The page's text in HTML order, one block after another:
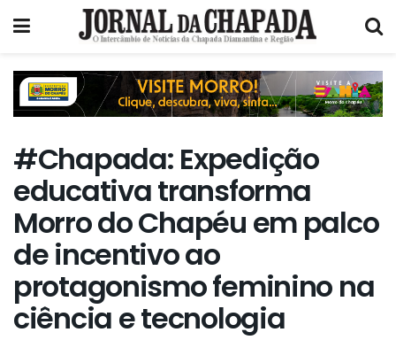
#Chapada: Expedição
educativa transforma
Morro do Chapéu em palco
de incentivo ao
protagonismo feminino na
ciência e tecnologia